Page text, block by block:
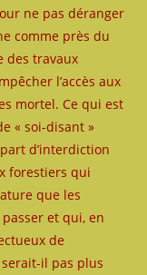
ne pas déranger
comme près du
des travaux
l’accès aux
mortel. Ce qui est
« soi-disant »
d’interdiction
forestiers qui
que les
et qui, en
de
il pas plus